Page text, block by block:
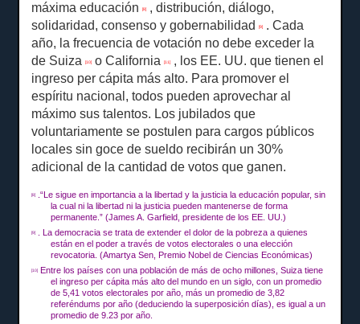
máxima educación[8]
, distribución, diálogo,
solidaridad, consenso y gobernabilidad[9] .Cada
año, la frecuencia de votación no debe exceder la
de Suiza[10] o California[11]
, los EE. UU. que tienen el
ingreso per cápita más alto. Para promover el
espíritu nacional, todos pueden aprovechar al
máximo sus talentos. Los jubilados que
voluntariamente se postulen para cargos públicos
locales sin goce de sueldo recibirán un 30%
adicional de la cantidad de votos que ganen.
[8]
.“Le sigue en importancia a la libertad y la justicia la educación popular, sin
la cual ni la libertad ni la justicia pueden mantenerse de forma
permanente.”(James A. Garfield, presidente de los EE. UU.)
[9] .La democracia se trata de extender el dolor de la pobreza a quienes
están en el poder a través de votos electorales o una elección
revocatoria.(Amartya Sen, Premio Nobel de Ciencias Económicas)
[10]
Entre los países con una población de más de ocho millones, Suiza tiene
el ingreso per cápita más alto del mundo en un siglo, con un promedio
de 5,41 votos electorales por año, más un promedio de 3,82
referéndums por año (deduciendo la superposición días), es igual a un
promedio de 9.23 por año.